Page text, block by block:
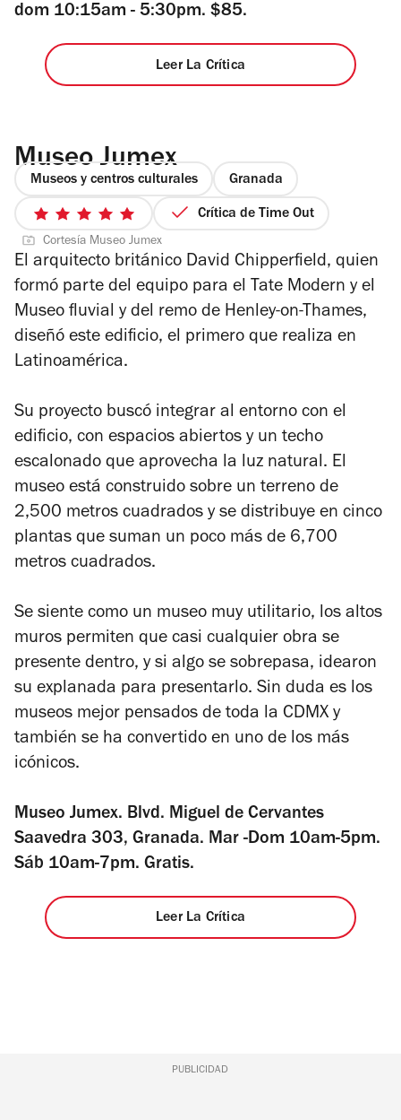
dom 10:15am - 5:30pm. $85.
Leer La Crítica
Museo Jumex
Museos y centros culturales Granada
5
de
5
estrellas
Crítica de Time Out
Cortesía Museo Jumex
El arquitecto británico David Chipperfield, quien
formó parte del equipo para el Tate Modern y el
Museo fluvial y del remo de Henley-on-Thames,
diseñó este edificio, el primero que realiza en
Latinoamérica.
Su proyecto buscó integrar al entorno con el
edificio, con espacios abiertos y un techo
escalonado que aprovecha la luz natural. El
museo está construido sobre un terreno de
2,500 metros cuadrados y se distribuye en cinco
plantas que suman un poco más de 6,700
metros cuadrados.
Se siente como un museo muy utilitario, los altos
muros permiten que casi cualquier obra se
presente dentro, y si algo se sobrepasa, idearon
su explanada para presentarlo. Sin duda es los
museos mejor pensados de toda la CDMX y
también se ha convertido en uno de los más
icónicos.
Museo Jumex. Blvd. Miguel de Cervantes
Saavedra 303, Granada. Mar -Dom 10am-5pm.
Sáb 10am-7pm. Gratis.
Leer La Crítica
PUBLICIDAD